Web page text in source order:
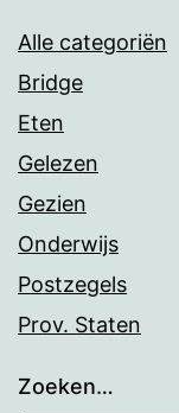
Alle categoriën
Bridge
Eten
Gelezen
Gezien
Onderwijs
Postzegels
Prov. Staten
Zoeken…